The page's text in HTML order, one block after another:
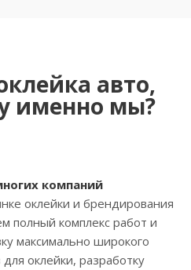
авто,
именно мы?
компаний
оклейки и брендирования
полный комплекс работ и
максимально широкого
оклейки, разработку